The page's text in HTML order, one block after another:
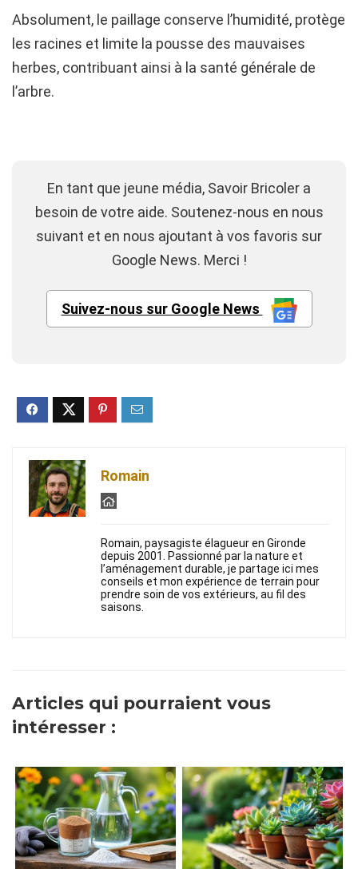
Absolument, le paillage conserve l’humidité, protège
les racines et limite la pousse des mauvaises
herbes, contribuant ainsi à la santé générale de
l’arbre.
En tant que jeune média, Savoir Bricoler a
besoin de votre aide. Soutenez-nous en nous
suivant et en nous ajoutant à vos favoris sur
Google News. Merci !
Suivez-nous sur Google News
Romain
Romain, paysagiste élagueur en Gironde
depuis 2001. Passionné par la nature et
l’aménagement durable, je partage ici mes
conseils et mon expérience de terrain pour
prendre soin de vos extérieurs, au fil des
saisons.
Articles qui pourraient vous
intéresser :